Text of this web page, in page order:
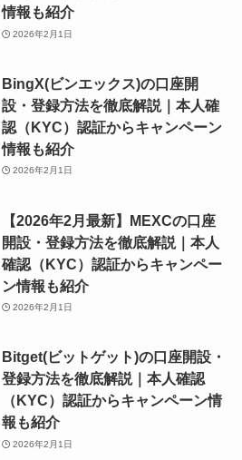
情報も紹介
2026年2月1日
BingX(ビンエックス)の口座開
設・登録方法を徹底解説｜本人確
認（KYC）認証からキャンペーン
情報も紹介
2026年2月1日
【2026年2月最新】MEXCの口座
開設・登録方法を徹底解説｜本人
確認（KYC）認証からキャンペー
ン情報も紹介
2026年2月1日
Bitget(ビットゲット)の口座開設・
登録方法を徹底解説｜本人確認
（KYC）認証からキャンペーン情
報も紹介
2026年2月1日